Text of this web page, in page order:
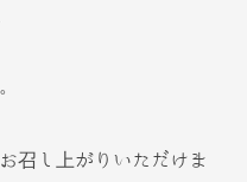
召し上がりいただけま